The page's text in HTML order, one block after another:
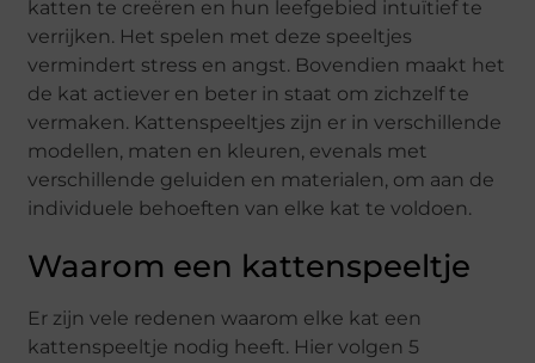
katten te creëren en hun leefgebied intuïtief te
verrijken. Het spelen met deze speeltjes
vermindert stress en angst. Bovendien maakt het
de kat actiever en beter in staat om zichzelf te
vermaken. Kattenspeeltjes zijn er in verschillende
modellen, maten en kleuren, evenals met
verschillende geluiden en materialen, om aan de
individuele behoeften van elke kat te voldoen.
Waarom een kattenspeeltje
Er zijn vele redenen waarom elke kat een
kattenspeeltje nodig heeft. Hier volgen 5